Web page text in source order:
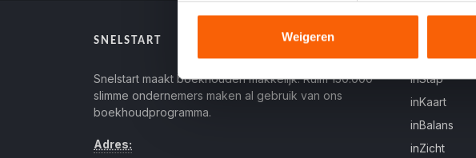
Weigeren
SNELSTART
Snelstart maakt boekhouden makkelijk. Ruim 150.000
slimme ondernemers maken al gebruik van ons
boekhoudprogramma.
Adres:
inStap
inKaart
inBalans
inZicht